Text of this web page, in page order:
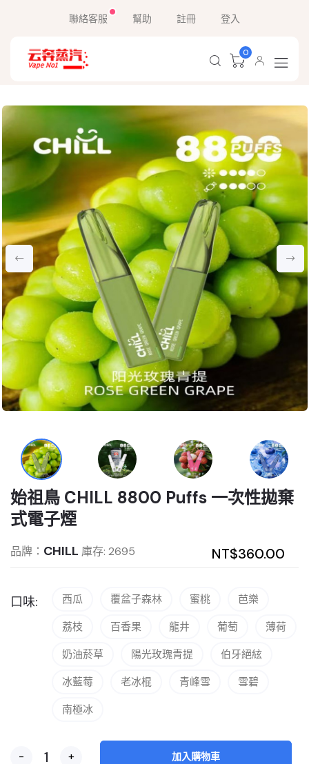
聯絡客服 幫助 註冊 登入
0
始祖鳥 CHILL 8800 Puffs 一次性拋棄
式電子煙
品牌： CHILL NT$360.00
庫存: 2695
口味: 西瓜 覆盆子森林 蜜桃
芭樂
荔枝
百香果 龍井 葡萄
薄荷
奶油菸草
陽光玫瑰青提
伯牙絕絃
冰藍莓
老冰棍 青峰雪
雪碧
南極冰
- + 加入購物車